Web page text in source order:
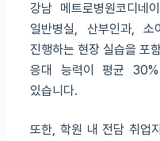
강남 메트로병원코디네
일반병실, 산부인과,
진행하는 현장 실습을 포
응대 능력이 평균
있습니다.
또한, 학원 내 전담 취업